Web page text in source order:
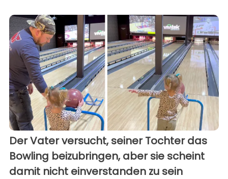
Der Vater versucht, seiner Tochter das
Bowling beizubringen, aber sie scheint
damit nicht einverstanden zu sein